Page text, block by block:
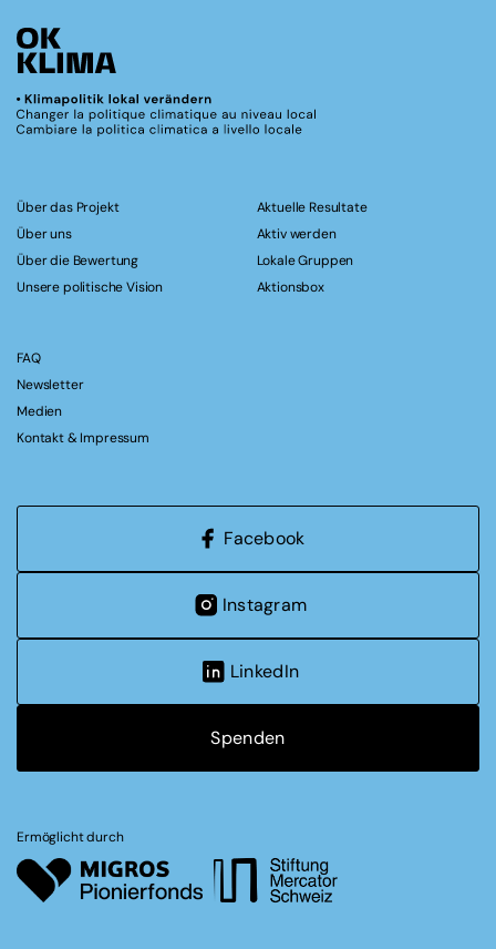
Über das Projekt
Über uns
Über die Bewertung
Unsere politische Vision
Aktuelle Resultate
Aktiv werden
Lokale Gruppen
Aktionsbox
FAQ
Newsletter
Medien
Kontakt & Impressum
Facebook
Instagram
LinkedIn
Spenden
Ermöglicht durch